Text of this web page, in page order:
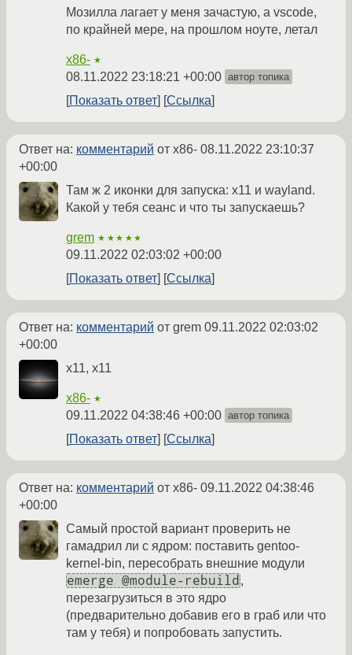
Мозилла лагает у меня зачастую, а vscode,
по крайней мере, на прошлом ноуте, летал
x86- ★
08.11.2022 23:18:21 +00:00 автор топика
Показать ответ Ссылка
Ответ на: комментарий от x86- 08.11.2022 23:10:37
+00:00
Там ж 2 иконки для запуска: x11 и wayland.
Какой у тебя сеанс и что ты запускаешь?
grem ★★★★★
09.11.2022 02:03:02 +00:00
Показать ответ
Ссылка
Ответ на: комментарий от grem 09.11.2022 02:03:02
+00:00
x11, x11
x86- ★
09.11.2022 04:38:46 +00:00 автор топика
Показать ответ Ссылка
Ответ на: комментарий от x86- 09.11.2022 04:38:46
+00:00
Самый простой вариант проверить не
гамадрил ли с ядром: поставить gentoo-
kernel-bin, пересобрать внешние модули
emerge @module-rebuild ,
перезагрузиться в это ядро
(предварительно добавив его в граб или что
там у тебя) и попробовать запустить.